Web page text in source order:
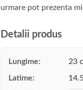
urmare pot prezenta
Detalii produs
Lungime: 23
Latime: